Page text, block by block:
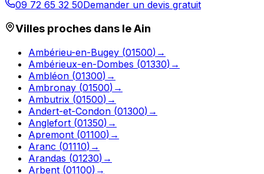
09 72 65 32 50Demander un devis gratuit
Villes proches dans leAin
Ambérieu-en-Bugey (01500) →
Ambérieux-en-Dombes (01330) →
Ambléon (01300) →
Ambronay (01500) →
Ambutrix (01500) →
Andert-et-Condon (01300) →
Anglefort (01350) →
Apremont (01100) →
Aranc (01110) →
Arandas (01230) →
Arbent (01100) →